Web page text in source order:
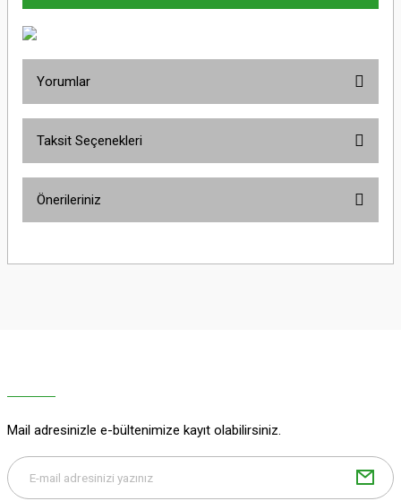
Yorumlar
Taksit Seçenekleri
Önerileriniz
yetersiz gördüğünüz noktaları öneri formunu kullanarak tarafımıza
Bu ürüne benzer farklı alternatifler olmalı.
Mail adresinizle e-bültenimize kayıt olabilirsiniz.